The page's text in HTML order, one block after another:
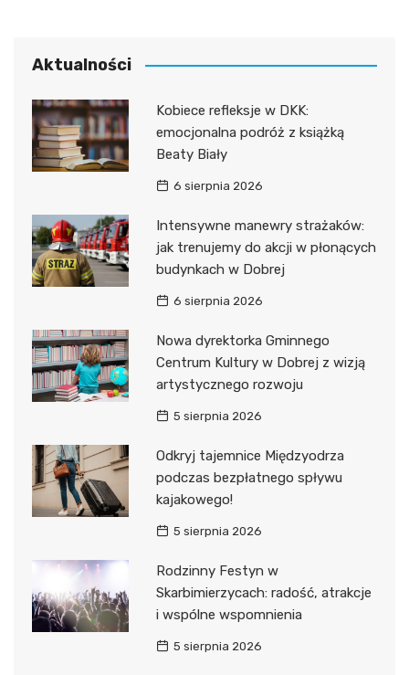
Aktualności
Kobiece refleksje w DKK:
emocjonalna podróż z książką
Beaty Biały
6 sierpnia 2026
Intensywne manewry strażaków:
jak trenujemy do akcji w płonących
budynkach w Dobrej
6 sierpnia 2026
Nowa dyrektorka Gminnego
Centrum Kultury w Dobrej z wizją
artystycznego rozwoju
5 sierpnia 2026
Odkryj tajemnice Międzyodrza
podczas bezpłatnego spływu
kajakowego!
5 sierpnia 2026
Rodzinny Festyn w
Skarbimierzycach: radość, atrakcje
i wspólne wspomnienia
5 sierpnia 2026